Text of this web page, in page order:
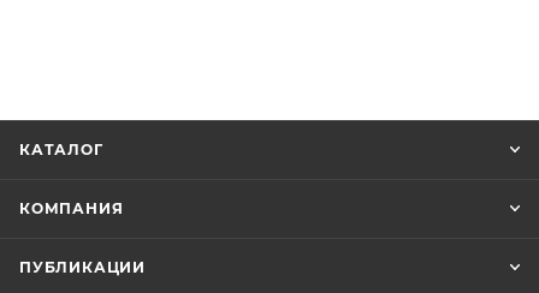
КАТАЛОГ
КОМПАНИЯ
ПУБЛИКАЦИИ